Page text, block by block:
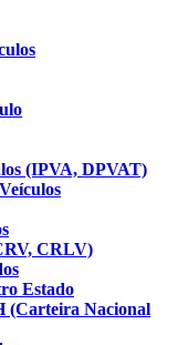
(IPVA, DPVAT)
CRLV)
Estado
(Carteira Nacional